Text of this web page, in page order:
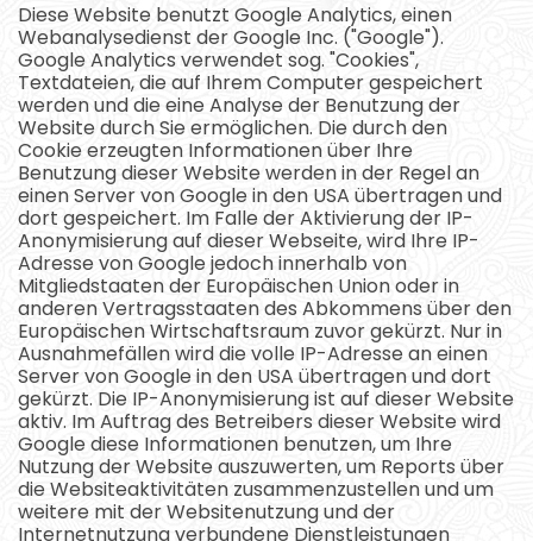
Diese Website benutzt Google Analytics, einen
Webanalysedienst der Google Inc. ("Google").
Google Analytics verwendet sog. "Cookies",
Textdateien, die auf Ihrem Computer gespeichert
werden und die eine Analyse der Benutzung der
Website durch Sie ermöglichen. Die durch den
Cookie erzeugten Informationen über Ihre
Benutzung dieser Website werden in der Regel an
einen Server von Google in den USA übertragen und
dort gespeichert. Im Falle der Aktivierung der IP-
Anonymisierung auf dieser Webseite, wird Ihre IP-
Adresse von Google jedoch innerhalb von
Mitgliedstaaten der Europäischen Union oder in
anderen Vertragsstaaten des Abkommens über den
Europäischen Wirtschaftsraum zuvor gekürzt. Nur in
Ausnahmefällen wird die volle IP-Adresse an einen
Server von Google in den USA übertragen und dort
gekürzt. Die IP-Anonymisierung ist auf dieser Website
aktiv. Im Auftrag des Betreibers dieser Website wird
Google diese Informationen benutzen, um Ihre
Nutzung der Website auszuwerten, um Reports über
die Websiteaktivitäten zusammenzustellen und um
weitere mit der Websitenutzung und der
Internetnutzung verbundene Dienstleistungen